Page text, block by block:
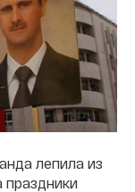
лепила из
праздники